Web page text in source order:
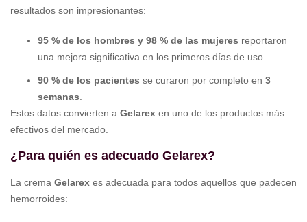
resultados son impresionantes:
95 % de los hombres y 98 % de las mujeres reportaron
una mejora significativa en los primeros días de uso.
90 % de los pacientes se curaron por completo en 3
semanas
Estos datos convierten a Gelarex en uno de los productos más
efectivos del mercado.
¿Para quién es adecuado Gelarex?
La crema Gelarex es adecuada para todos aquellos que padecen
hemorroides: